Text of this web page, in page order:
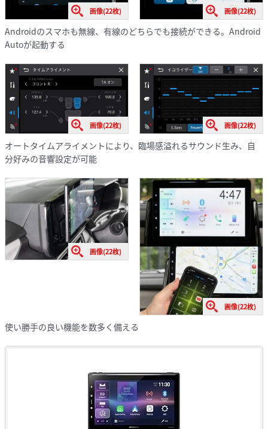
画像(22枚) 画像(22枚)
Androidのスマホも無線、有線のどちらでも接続ができる。Android
Autoが起動する
画像(22枚) 画像(22枚)
オートタイムアライメントにより、臨場感溢れるサウンド生み、自
分好みの音響設定が可能
画像(22枚)
画像(22枚)
使い勝手の良い機能を数多く備える